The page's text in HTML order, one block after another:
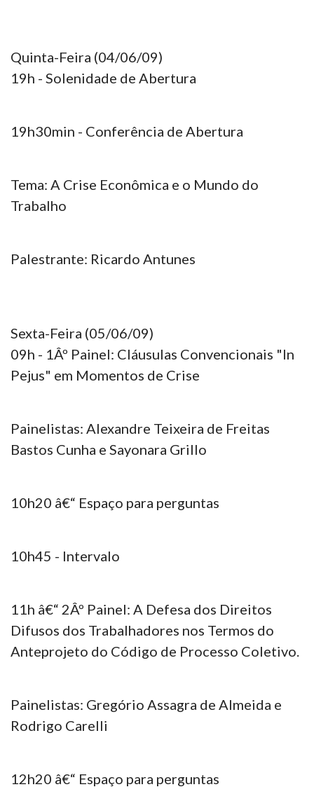
Quinta-Feira (04/06/09)
19h - Solenidade de Abertura
19h30min - Conferência de Abertura
Tema: A Crise Econômica e o Mundo do
Trabalho
Palestrante: Ricardo Antunes
Sexta-Feira (05/06/09)
09h - 1Âº Painel: Cláusulas Convencionais "In
Pejus" em Momentos de Crise
Painelistas: Alexandre Teixeira de Freitas
Bastos Cunha e Sayonara Grillo
10h20 â€“ Espaço para perguntas
10h45 - Intervalo
11h â€“ 2Âº Painel: A Defesa dos Direitos
Difusos dos Trabalhadores nos Termos do
Anteprojeto do Código de Processo Coletivo.
Painelistas: Gregório Assagra de Almeida e
Rodrigo Carelli
12h20 â€“ Espaço para perguntas